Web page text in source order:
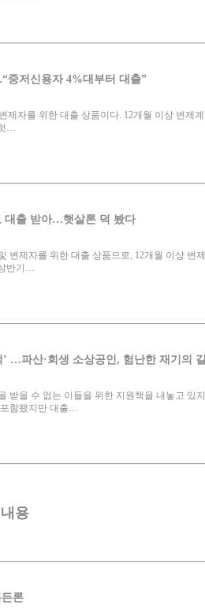
중저신용자 4%대부터 대출”
제자를 위한 대출 상품이다. 12개월 이상 변
…
대출 받아…햇살론 덕 봤다
변제자를 위한 대출 상품으로, 12개월 이상
반기…
’ …파산·회생 소상공인, 험난한 재기의
받을 수 없는 이들을 위한 지원책을 내놓고
함됐지만 대출…
용
론